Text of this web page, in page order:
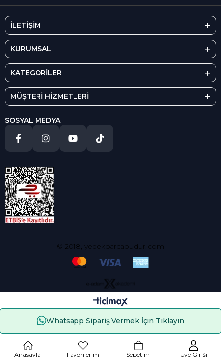
İLETİŞİM
KURUMSAL
KATEGORİLER
MÜŞTERİ HİZMETLERİ
SOSYAL MEDYA
© 2018, yedekparcabudur..com
Whatsapp Sipariş Vermek İçin Tıklayın
Çerez Kullanımı
Anasayfa Favorilerim Sepetim Üye Girişi